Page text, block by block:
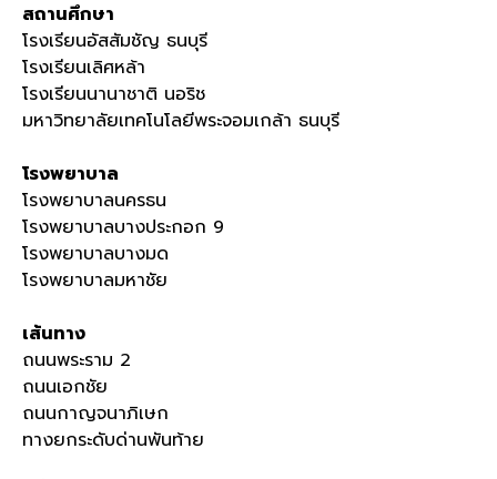
สถานศึกษา
โรงเรียนอัสสัมชัญ ธนบุรี
โรงเรียนเลิศหล้า
โรงเรียนนานาชาติ นอริช
มหาวิทยาลัยเทคโนโลยีพระจอมเกล้า ธนบุรี
โรงพยาบาล
โรงพยาบาลนครธน
โรงพยาบาลบางประกอก 9
โรงพยาบาลบางมด
โรงพยาบาลมหาชัย
เส้นทาง
ถนนพระราม 2
ถนนเอกชัย
ถนนกาญจนาภิเษก
ทางยกระดับด่านพันท้าย